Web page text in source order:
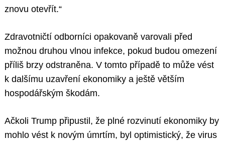
znovu otevřít.“
Zdravotničtí odborníci opakovaně varovali před
možnou druhou vlnou infekce, pokud budou omezení
příliš brzy odstraněna. V tomto případě to může vést
k dalšímu uzavření ekonomiky a ještě větším
hospodářským škodám.
Ačkoli Trump připustil, že plné rozvinutí ekonomiky by
mohlo vést k novým úmrtím, byl optimistický, že virus